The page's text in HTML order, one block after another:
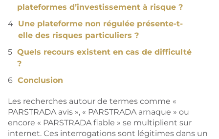
plateformes d’investissement à risque ?
Une plateforme non régulée présente-t-
elle des risques particuliers ?
Quels recours existent en cas de difficulté
?
Conclusion
Les recherches autour de termes comme «
PARSTRADA avis », « PARSTRADA arnaque » ou
encore « PARSTRADA fiable » se multiplient sur
internet. Ces interrogations sont légitimes dans un